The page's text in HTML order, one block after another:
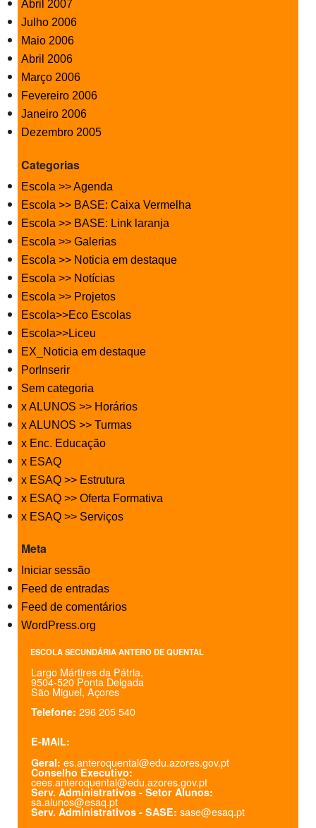
Abril 2007
Julho 2006
Maio 2006
Abril 2006
Março 2006
Fevereiro 2006
Janeiro 2006
Dezembro 2005
Categorias
Escola >> Agenda
Escola >> BASE: Caixa Vermelha
Escola >> BASE: Link laranja
Escola >> Galerias
Escola >> Noticia em destaque
Escola >> Notícias
Escola >> Projetos
Escola>>Eco Escolas
Escola>>Liceu
EX_Noticia em destaque
PorInserir
Sem categoria
x ALUNOS >> Horários
x ALUNOS >> Turmas
x Enc. Educação
x ESAQ
x ESAQ >> Estrutura
x ESAQ >> Oferta Formativa
x ESAQ >> Serviços
Meta
Iniciar sessão
Feed de entradas
Feed de comentários
WordPress.org
ESCOLA SECUNDÁRIA ANTERO DE QUENTAL
Largo Mártires da Pátria,
9504-520 Ponta Delgada
São Miguel, Açores
Telefone: 296 205 540
E-MAIL:
Geral: es.anteroquental@edu.azores.gov.pt
Conselho Executivo:
cees.anteroquental@edu.azores.gov.pt
Serv. Administrativos - Setor Alunos:
sa.alunos@esaq.pt
Serv. Administrativos - SASE: sase@esaq.pt